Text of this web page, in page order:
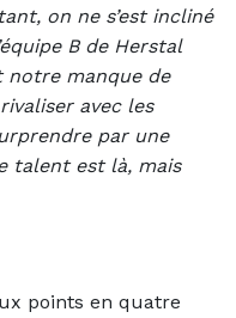
on ne s’est incliné
B de Herstal
notre manque de
avec les
par une
talent est là, mais
points en quatre